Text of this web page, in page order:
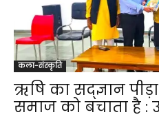
कला-संस्कृति
ऋषि का सद्ज्ञान
समाज को बचाता है :